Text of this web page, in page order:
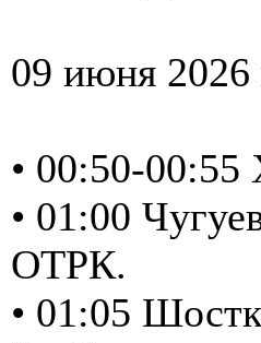
09 июня 2026
• 00:50-00:55
• 01:00
ОТРК.
• 01:05